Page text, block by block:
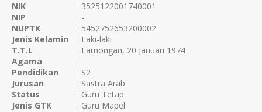
NIK
: 3525122001740001
NIP
: -
NUPTK
: 5452752653200002
Jenis Kelamin
: Laki-laki
T.T.L
: Lamongan, 20 Januari 1974
Agama
:
Pendidikan
: S2
Jurusan
: Sastra Arab
Status
: Guru Tetap
Jenis GTK
: Guru Mapel